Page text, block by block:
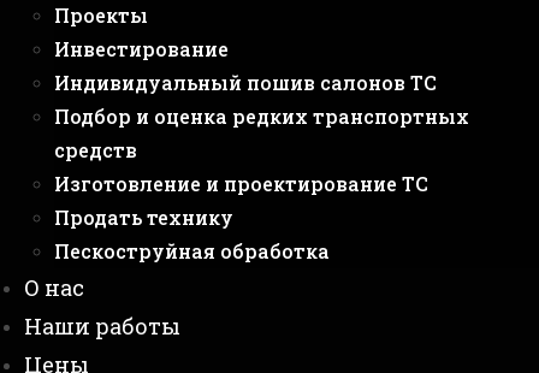
Проекты
Инвестирование
Индивидуальный пошив салонов ТС
Подбор и оценка редких транспортных
средств
Изготовление и проектирование ТС
Продать технику
Пескоструйная обработка
О нас
Наши работы
Цены